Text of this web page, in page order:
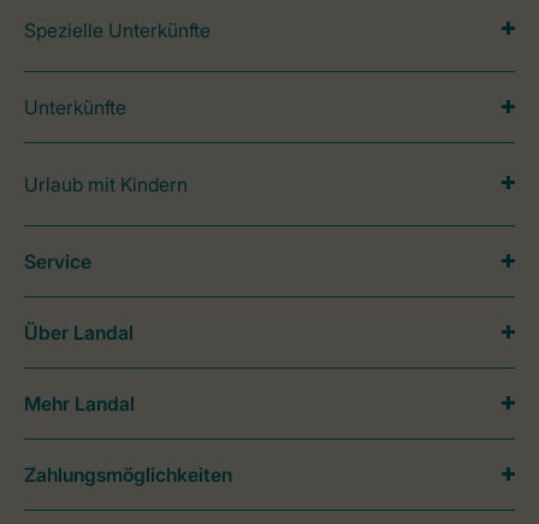
Spezielle Unterkünfte
Unterkünfte
Urlaub mit Kindern
Service
Über Landal
Mehr Landal
Zahlungsmöglichkeiten